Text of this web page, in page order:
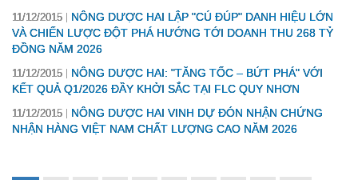
11/12/2015
NÔNG DƯỢC HAI LẬP "CÚ ĐÚP" DANH HIỆU LỚN
VÀ CHIẾN LƯỢC ĐỘT PHÁ HƯỚNG TỚI DOANH THU 268 TỶ
ĐỒNG NĂM 2026
11/12/2015
NÔNG DƯỢC HAI: "TĂNG TỐC – BỨT PHÁ" VỚI
KẾT QUẢ Q1/2026 ĐẦY KHỞI SẮC TẠI FLC QUY NHƠN
11/12/2015
NÔNG DƯỢC HAI VINH DỰ ĐÓN NHẬN CHỨNG
NHẬN HÀNG VIỆT NAM CHẤT LƯỢNG CAO NĂM 2026